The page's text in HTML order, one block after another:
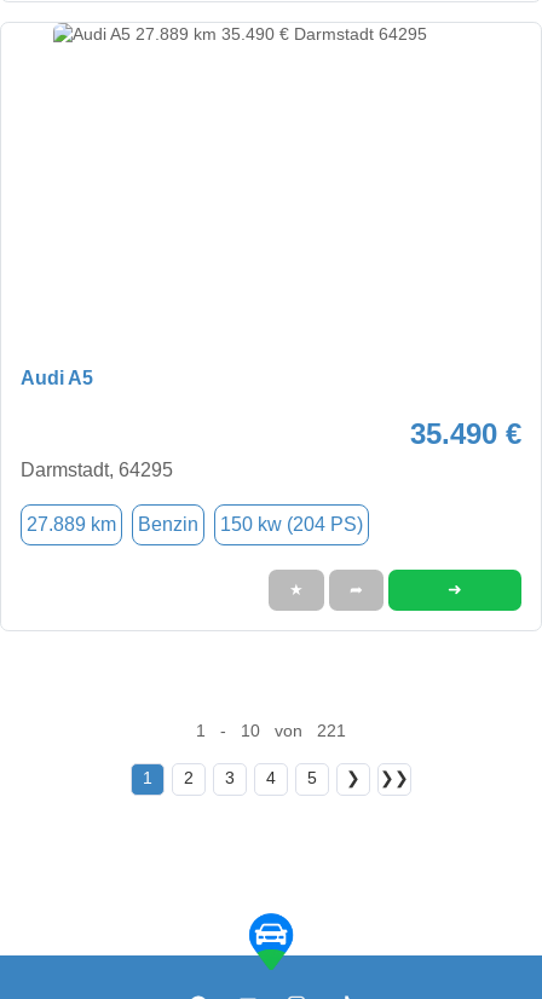
Audi A5
35.490 €
Darmstadt, 64295
27.889 km Benzin 150 kw (204 PS)
★ ➦ ➜
1 - 10 von 221
1 2 3 4 5 ❯ ❯❯